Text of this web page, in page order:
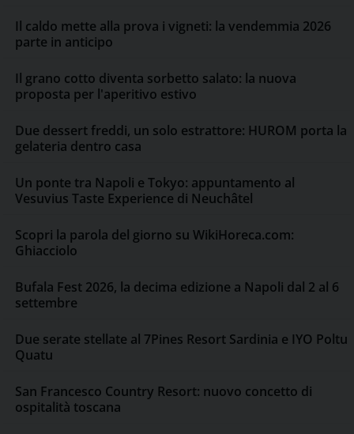
Il caldo mette alla prova i vigneti: la vendemmia 2026
parte in anticipo
Il grano cotto diventa sorbetto salato: la nuova
proposta per l'aperitivo estivo
Due dessert freddi, un solo estrattore: HUROM porta la
gelateria dentro casa
Un ponte tra Napoli e Tokyo: appuntamento al
Vesuvius Taste Experience di Neuchâtel
Scopri la parola del giorno su WikiHoreca.com:
Ghiacciolo
Bufala Fest 2026, la decima edizione a Napoli dal 2 al 6
settembre
Due serate stellate al 7Pines Resort Sardinia e IYO Poltu
Quatu
San Francesco Country Resort: nuovo concetto di
ospitalità toscana